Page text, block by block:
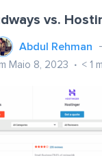
vs.
Abdul Rehman
Maio 8, 2023 < 1